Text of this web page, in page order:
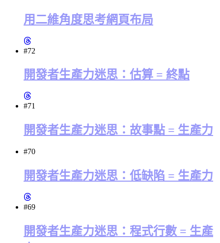
用二維角度思考網頁布局
#72
開發者生產力迷思：估算 = 終點
#71
開發者生產力迷思：故事點 = 生產力
#70
開發者生產力迷思：低缺陷 = 生產力
#69
開發者生產力迷思：程式行數 = 生產